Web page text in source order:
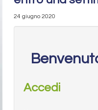
24 giugno 2020
Accedi